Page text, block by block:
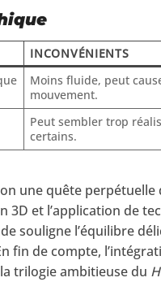
INCONVÉNIENTS
Moins fluide, peut
mouvement.
Peut sembler trop
certains.
une quête perpétuelle
3D et l’application de
souligne l’équilibre
fin de compte,
trilogie ambitieuse du